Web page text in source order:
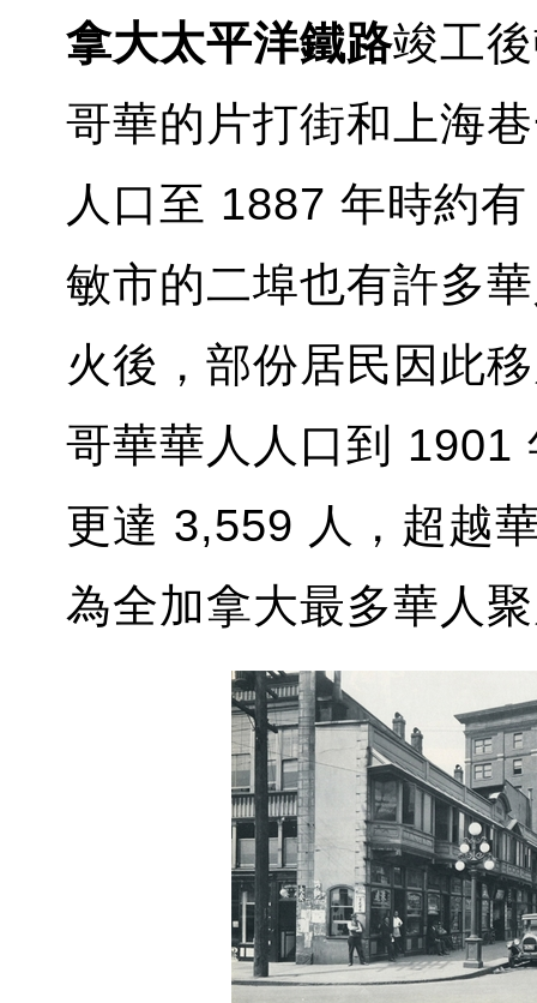
拿大太平洋鐵路竣工
哥華的片打街和上海
人口至 1887 年時約
敏市的二埠也有許多
火後，部份居民因此
哥華華人人口到 1901
更達 3,559 人，超越
為全加拿大最多華人